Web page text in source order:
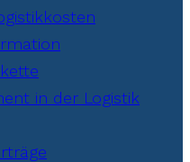
in der Logistik